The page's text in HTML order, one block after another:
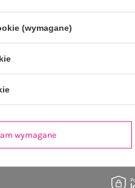
(wymagane)
wymagane